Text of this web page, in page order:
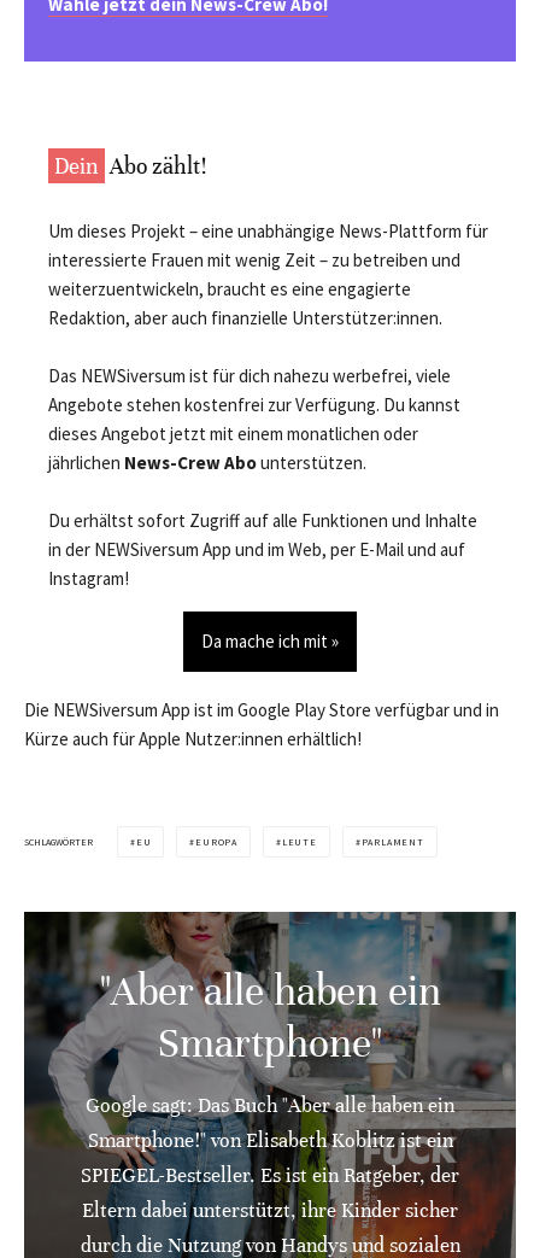
Dein Abo zählt!
Um dieses Projekt – eine unabhängige News-Plattform für
interessierte Frauen mit wenig Zeit – zu betreiben und
weiterzuentwickeln, braucht es eine engagierte
Redaktion, aber auch finanzielle Unterstützer:innen.
Das NEWSiversum ist für dich nahezu werbefrei, viele
Angebote stehen kostenfrei zur Verfügung. Du kannst
dieses Angebot jetzt mit einem monatlichen oder
jährlichen News-Crew Abounterstützen.
Du erhältst sofort Zugriff auf alle Funktionen und Inhalte
in der NEWSiversum App und im Web, per E-Mail und auf
Instagram!
Da mache ich mit »
Die NEWSiversum App ist im Google Play Store verfügbar und in
Kürze auch für Apple Nutzer:innen erhältlich!
SCHLAGWÖRTER EU EUROPA LEUTE PARLAMENT
"Aber alle haben ein
Smartphone"
Google sagt: Das Buch "Aber alle haben ein
Smartphone!" von Elisabeth Koblitz ist ein
SPIEGEL-Bestseller. Es ist ein Ratgeber, der
Eltern dabei unterstützt, ihre Kinder sicher
durch die Nutzung von Handys und sozialen